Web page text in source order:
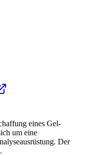
eines Gel-
um eine
Der